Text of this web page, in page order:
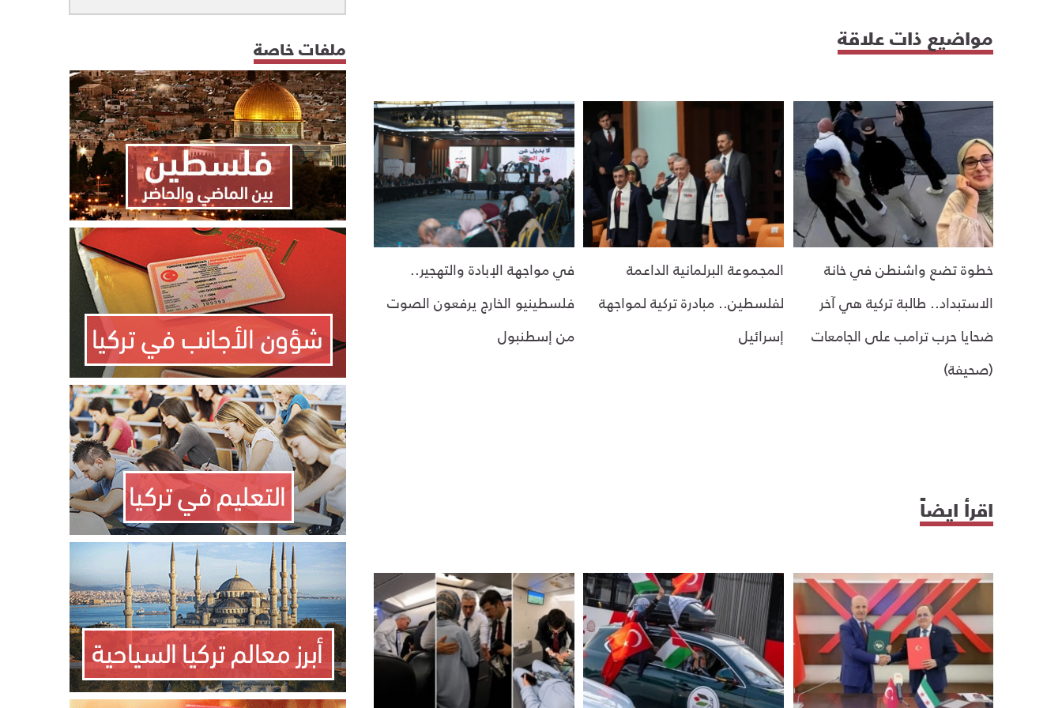
مواضيع ذات علاقة
خطوة تضع واشنطن في خانة
الاستبداد.. طالبة تركية هي آخر
ضحايا حرب ترامب على الجامعات
(صحيفة)
المجموعة البرلمانية الداعمة
لفلسطين.. مبادرة تركية لمواجهة
إسرائيل
في مواجهة الإبادة والتهجير..
فلسطينيو الخارج يرفعون الصوت
من إسطنبول
اقرأ ايضاً
ملفات خاصة